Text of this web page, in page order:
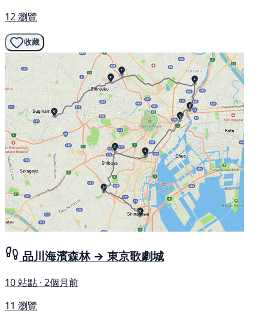
12 瀏覽
收藏
品川海濱森林 → 東京歌劇城
10 站點 · 2個月前
11 瀏覽